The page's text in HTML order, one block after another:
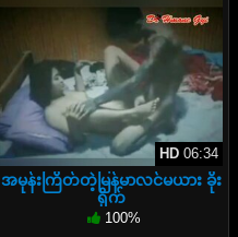
HD06:34
အမုန်းကြိတ်တဲ့မြန်မာလင်မယား ခိုး
ရိုက်
100%